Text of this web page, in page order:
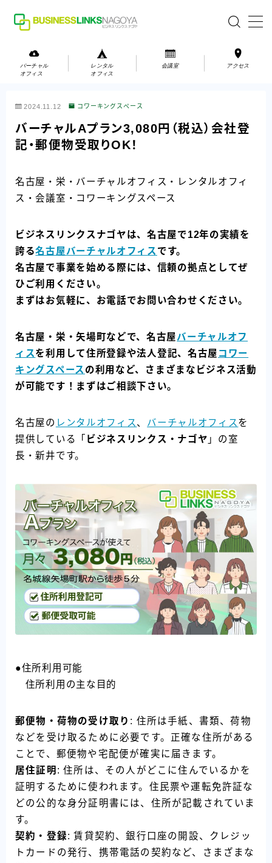
会議室
お問い合わせ
ご利用の流れ
アクセス
会社案内
バーチャル
オフィス
レンタル
オフィス
会議室 アクセス
2024.11.12 コワーキングスペース
バーチャルAプラン3,080円（税込）会社登
記・郵便物受取りOK！
名古屋・栄・バーチャルオフィス・レンタルオフィ
ス・会議室・コワーキングスペース
ビジネスリンクスナゴヤは、名古屋で12年の実績を
誇る名古屋バーチャルオフィス です。
名古屋で事業を始める際には、信頼の拠点としてぜ
ひご利用ください。
まずはお気軽に、お電話でお問い合わせください。
名古屋・栄・矢場町などで、名古屋バーチャルオフ
ィスを利用して住所登録や法人登記、名古屋 コワー
キングスペース の利用など、さまざまなビジネス活動
が可能です！まずはご相談下さい。
名古屋の レンタルオフィス 、 バーチャルオフィス を
提供している「 ビジネスリンクス・ナゴヤ 」の室
長・新井です。
●住所利用可能
住所利用の主な目的
郵便物・荷物の受け取り : 住所は手紙、書類、荷物
などを受け取るために必要です。正確な住所がある
ことで、郵便物や宅配便が確実に届きます。
居住証明 : 住所は、その人がどこに住んでいるかを
証明するために使われます。住民票や運転免許証な
どの公的な身分証明書には、住所が記載されていま
す。
契約・登録: 賃貸契約、銀行口座の開設、クレジッ
トカードの発行、携帯電話の契約など、さまざまな